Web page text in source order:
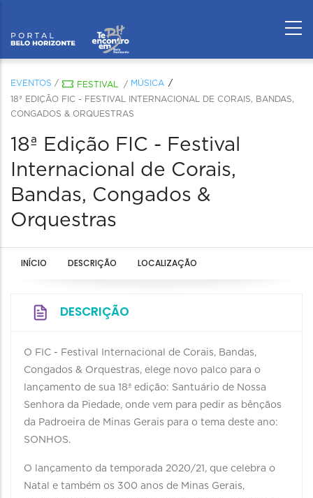
EVENTOS / FESTIVAL / MÚSICA
18ª EDIÇÃO FIC - FESTIVAL INTERNACIONAL DE CORAIS, BANDAS,
CONGADOS & ORQUESTRAS
18ª Edição FIC - Festival
Internacional de Corais,
Bandas, Congados &
Orquestras
INÍCIO DESCRIÇÃO LOCALIZAÇÃO
DESCRIÇÃO
O FIC - Festival Internacional de Corais, Bandas,
Congados & Orquestras, elege novo palco para o
lançamento de sua 18ª edição: Santuário de Nossa
Senhora da Piedade, onde vem para pedir as bênçãos
da Padroeira de Minas Gerais para o tema deste ano:
SONHOS.
O lançamento da temporada 2020/21, que celebra o
Natal e também os 300 anos de Minas Gerais,